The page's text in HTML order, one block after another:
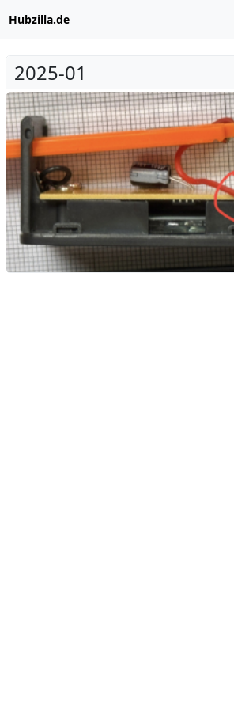
Hubzilla.de
2025-01